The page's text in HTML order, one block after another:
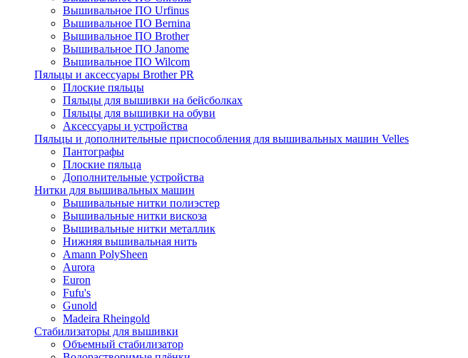
Вышивальное ПО Urfinus
Вышивальное ПО Bernina
Вышивальное ПО Brother
Вышивальное ПО Janome
Вышивальное ПО Wilcom
Пяльцы и аксессуары Brother PR
Плоские пяльцы
Пяльцы для вышивки на бейсболках
Пяльцы для вышивки на обуви
Аксессуары и устройства
Пяльцы и дополнительные приспособления для вышивальных машин Velles
Пантографы
Плоские пяльца
Дополнительные устройства
Нитки для вышивальных машин
Вышивальные нитки полиэстер
Вышивальные нитки вискоза
Вышивальные нитки металлик
Нижняя вышивальная нить
Amann PolySheen
Aurora
Euron
Fufu's
Gunold
Madeira Rheingold
Стабилизаторы для вышивки
Объемный стабилизатор